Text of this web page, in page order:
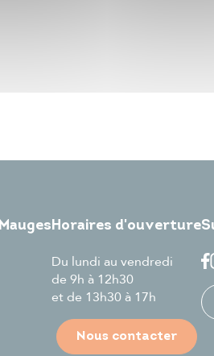
Horaires d'ouverture
Du lundi au vendredi
de 9h à 12h30
et de 13h30 à 17h
Nous contacter